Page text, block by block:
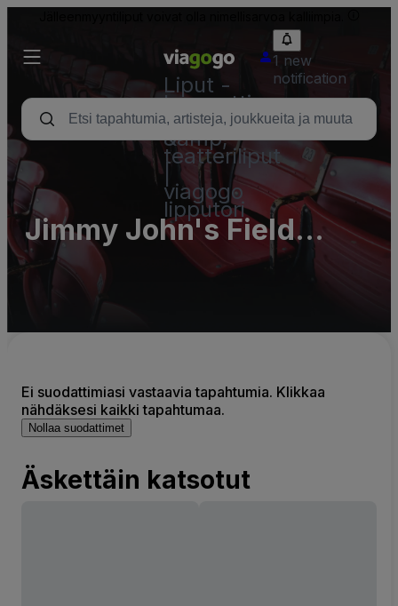
Liput -
konsertti,
urheilu
&amp;
teatteriliput
viagogo
lipputori
1 new
notification
Jimmy John's Field
Parking Lots (InActive)
Ei suodattimiasi vastaavia tapahtumia. Klikkaa
nähdäksesi kaikki tapahtumaa.
Nollaa suodattimet
Äskettäin katsotut